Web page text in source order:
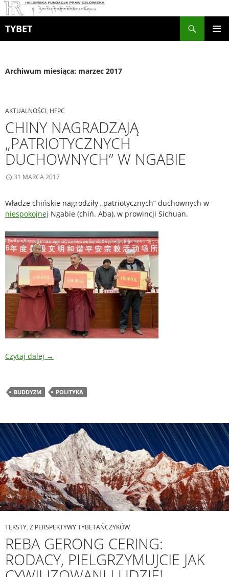
TYBET
Archiwum miesiąca: marzec 2017
AKTUALNOŚCI, HFPC
CHINY NAGRADZAJĄ
„PATRIOTYCZNYCH
DUCHOWNYCH” W NGABIE
31 MARCA 2017
Władze chińskie nagrodziły „patriotycznych” duchownych w
niespokojnej Ngabie (chiń. Aba), w prowincji Sichuan.
Czytaj dalej →
BUDDYZM POLITYKA
TEKSTY, Z PERSPEKTYWY TYBETAŃCZYKÓW
REBA GERONG CERING:
RODACY, PIELGRZYMUJCIE JAK